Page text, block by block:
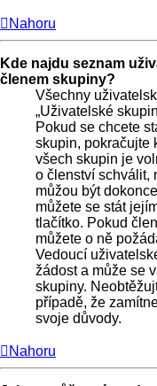
Nahoru
Kde najdu seznam
členem skupiny?
Všechny
„Uživatelské
Pokud se chcete
skupin, pokračujte
všech skupin je
o členství schválit,
můžou být
můžete se stát
tlačítko. Pokud
můžete o ně
Vedoucí
žádost a může se
skupiny.
případě, že
svoje důvody.
Nahoru